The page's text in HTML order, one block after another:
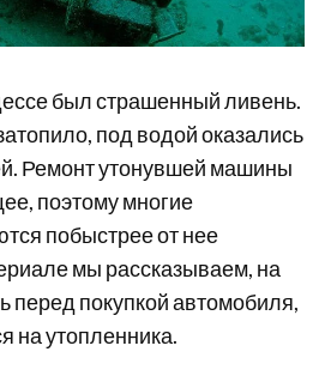
был страшенный ливень.
под водой оказались
Ремонт утонувшей машины
поэтому многие
побыстрее от нее
мы рассказываем, на
перед покупкой автомобиля,
на утопленника.